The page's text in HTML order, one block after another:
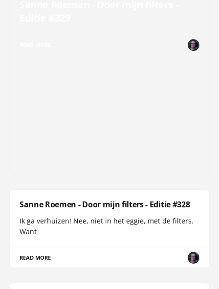
Sanne Roemen - Door mijn filters - Editie #328
Ik ga verhuizen! Nee, niet in het eggie, met de filters.
Want
READ MORE